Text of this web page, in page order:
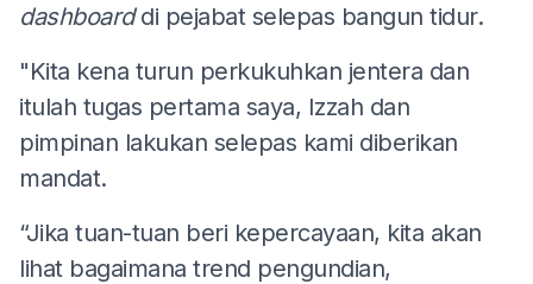
dashboarddi pejabat selepas bangun tidur.
"Kita kena turun perkukuhkan jentera dan
itulah tugas pertama saya, Izzah dan
pimpinan lakukan selepas kami diberikan
mandat.
“Jika tuan-tuan beri kepercayaan, kita akan
lihat bagaimana trend pengundian,